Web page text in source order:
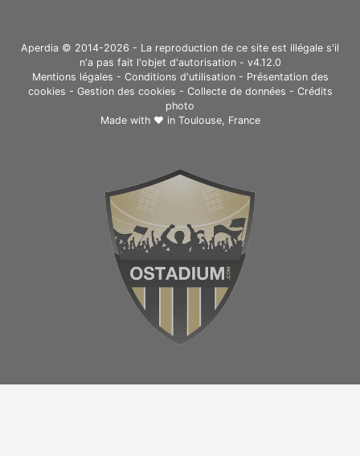
Aperdia © 2014-2026 - La reproduction de ce site est illégale s'il
n'a pas fait l'objet d'autorisation - v4.12.0
Mentions légales - Conditions d'utilisation- Présentation des
cookies - Gestion des cookies - Collecte de données - Crédits
photo
Made with ❤ in Toulouse, France